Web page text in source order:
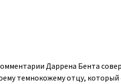
Даррена Бента
темнокожему отцу, который